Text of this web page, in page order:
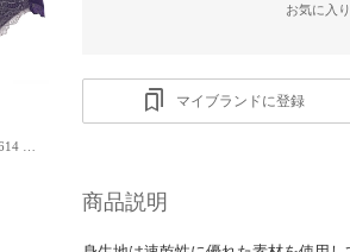
お気に入
マイブランドに登録
商品説明